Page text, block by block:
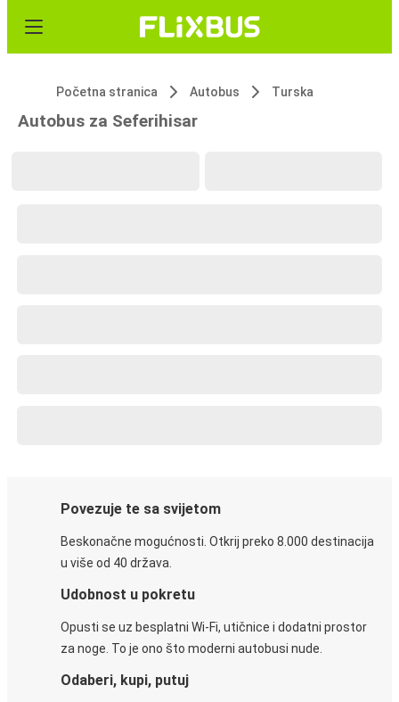
Početna stranica Autobus Turska
Autobus za Seferihisar
Povezuje te sa svijetom
Beskonačne mogućnosti. Otkrij preko 8.000 destinacija
u više od 40 država.
Udobnost u pokretu
Opusti se uz besplatni Wi-Fi, utičnice i dodatni prostor
za noge. To je ono što moderni autobusi nude.
Odaberi, kupi, putuj